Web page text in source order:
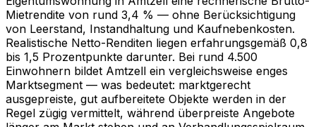
Mietrendite von rund 3,4 % — ohne Berücksichtigung
von Leerstand, Instandhaltung und Kaufnebenkosten.
Realistische Netto-Renditen liegen erfahrungsgemäß 0,8
bis 1,5 Prozentpunkte darunter. Bei rund 4.500
Einwohnern bildet Amtzell ein vergleichsweise enges
Marktsegment — was bedeutet: marktgerecht
ausgepreiste, gut aufbereitete Objekte werden in der
Regel zügig vermittelt, während überpreiste Angebote